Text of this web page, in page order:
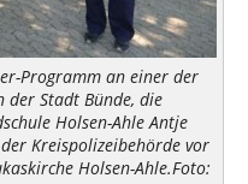
Programm an einer der
der Stadt Bünde, die
Holsen-Ahle Antje
Kreispolizeibehörde vor
Holsen-Ahle.Foto: